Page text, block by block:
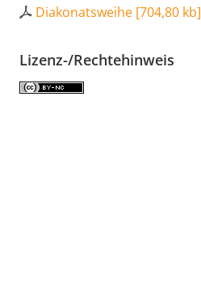
Diakonatsweihe [704,80 kb]
Lizenz-/Rechtehinweis